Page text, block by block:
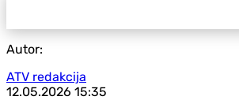
Autor:
ATV redakcija
12.05.2026 15:35